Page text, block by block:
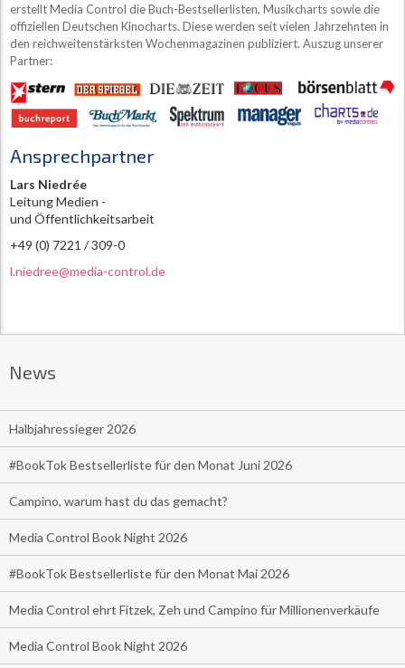
erstellt Media Control die Buch-Bestsellerlisten, Musikcharts sowie die
offiziellen Deutschen Kinocharts. Diese werden seit vielen Jahrzehnten in
den reichweitenstärksten Wochenmagazinen publiziert. Auszug unserer
Partner:
Ansprechpartner
Lars Niedrée
Leitung Medien -
und Öffentlichkeitsarbeit
+49 (0) 7221 / 309-0
l.niedree@media-control.de
News
Halbjahressieger 2026
#BookTok Bestsellerliste für den Monat Juni 2026
Campino, warum hast du das gemacht?
Media Control Book Night 2026
#BookTok Bestsellerliste für den Monat Mai 2026
Media Control ehrt Fitzek, Zeh und Campino für Millionenverkäufe
Media Control Book Night 2026